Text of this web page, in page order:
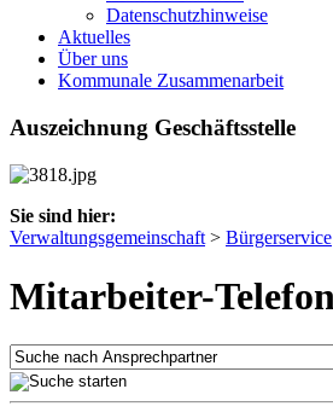
Datenschutzhinweise
Aktuelles
Über uns
Kommunale Zusammenarbeit
Auszeichnung Geschäftsstelle
Sie sind hier:
Verwaltungsgemeinschaft > Bürgerservice
Mitarbeiter-